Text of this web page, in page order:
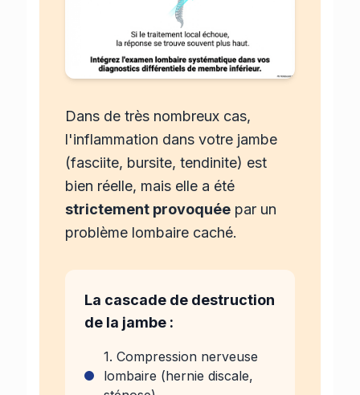
Dans de très nombreux cas,
l'inflammation dans votre jambe
(fasciite, bursite, tendinite) est
bien réelle, mais elle a été
strictement provoquée par un
problème lombaire caché.
La cascade de destruction
de la jambe :
1. Compression nerveuse
lombaire (hernie discale,